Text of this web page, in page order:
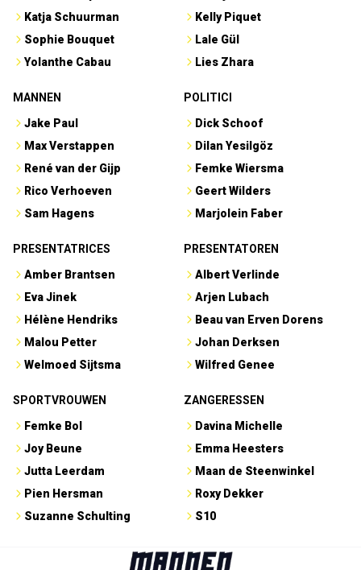
Katja Schuurman
Sophie Bouquet
Yolanthe Cabau
Kelly Piquet
Lale Gül
Lies Zhara
MANNEN
Jake Paul
Max Verstappen
René van der Gijp
Rico Verhoeven
Sam Hagens
POLITICI
Dick Schoof
Dilan Yesilgöz
Femke Wiersma
Geert Wilders
Marjolein Faber
PRESENTATRICES
Amber Brantsen
Eva Jinek
Hélène Hendriks
Malou Petter
Welmoed Sijtsma
PRESENTATOREN
Albert Verlinde
Arjen Lubach
Beau van Erven Dorens
Johan Derksen
Wilfred Genee
SPORTVROUWEN
Femke Bol
Joy Beune
Jutta Leerdam
Pien Hersman
Suzanne Schulting
ZANGERESSEN
Davina Michelle
Emma Heesters
Maan de Steenwinkel
Roxy Dekker
S10